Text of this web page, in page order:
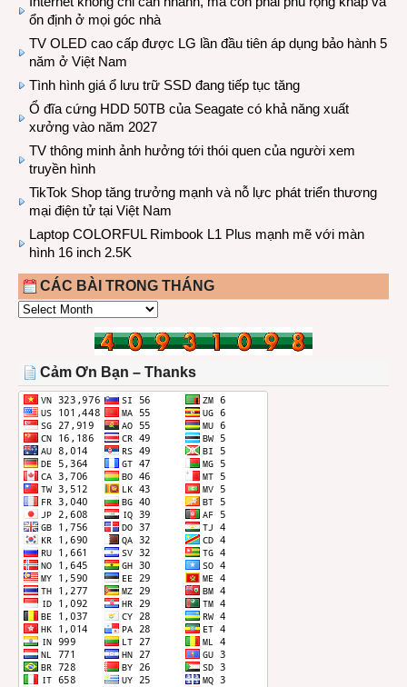
ổn định ở mọi góc nhà
TV OLED cao cấp được LG lần đầu tiên áp dụng bảo hành 5
năm ở Việt Nam
Tình hình giá ổ lưu trữ SSD đang tiếp tục tăng
Ổ đĩa cứng HDD 50TB của Seagate có khả năng xuất
xưởng vào năm 2027
TV thông minh ảnh hưởng tới thói quen của người xem
truyền hình
TikTok Shop tăng trưởng mạnh và nỗ lực phát triển thương
mại điện tử tại Việt Nam
Laptop COLORFUL Rimbook L1 Plus mạnh mẽ với màn
hình 16 inch 2.5K
CÁC BÀI TRONG THÁNG
CÁC
THÁNG
Cảm Ơn Bạn – Thanks